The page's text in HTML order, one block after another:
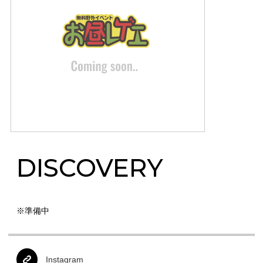
DISCOVERY
※準備中
Instagram